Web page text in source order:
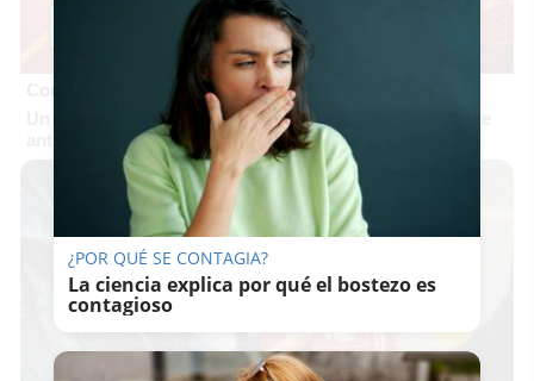
Corepunk MMORPG
Un verdadero MMORPG de la vieja escuela ¡Cómo los de
antes, pero mejor!
¿POR QUÉ SE CONTAGIA?
La ciencia explica por qué el bostezo es
contagioso